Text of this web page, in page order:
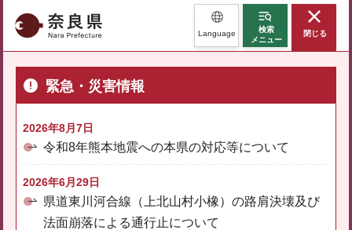
奈良県 Language
検索
メニュー
閉じる
緊急・災害情報
2026年8月7日
令和8年熊本地震への本県の対応等について
2026年6月29日
県道東川河合線（上北山村小橡）の路肩決壊及び
法面崩落による通行止について